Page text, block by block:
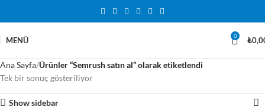
MENÜ 0 ₺
Ana Sayfa Ürünler “Semrush satın al” olarak etiketlendi
Tek bir sonuç gösteriliyor
Show sidebar